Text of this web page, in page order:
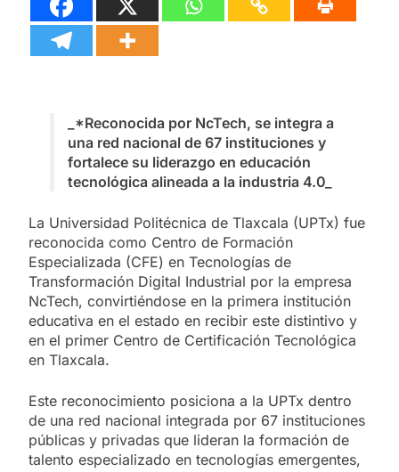
_*Reconocida por NcTech, se integra a
una red nacional de 67 instituciones y
fortalece su liderazgo en educación
tecnológica alineada a la industria 4.0_
La Universidad Politécnica de Tlaxcala (UPTx) fue
reconocida como Centro de Formación
Especializada (CFE) en Tecnologías de
Transformación Digital Industrial por la empresa
NcTech, convirtiéndose en la primera institución
educativa en el estado en recibir este distintivo y
en el primer Centro de Certificación Tecnológica
en Tlaxcala.
Este reconocimiento posiciona a la UPTx dentro
de una red nacional integrada por 67 instituciones
públicas y privadas que lideran la formación de
talento especializado en tecnologías emergentes,